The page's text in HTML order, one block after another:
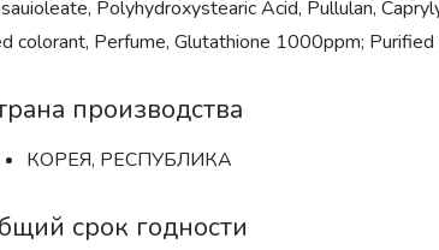
Polyhydroxystearic Acid, Pullulan,
colorant, Perfume, Glutathione 1000ppm;
производства
КОРЕЯ, РЕСПУБЛИКА
срок годности